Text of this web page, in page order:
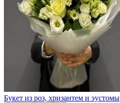
Букет из роз, хризантем и эустомы